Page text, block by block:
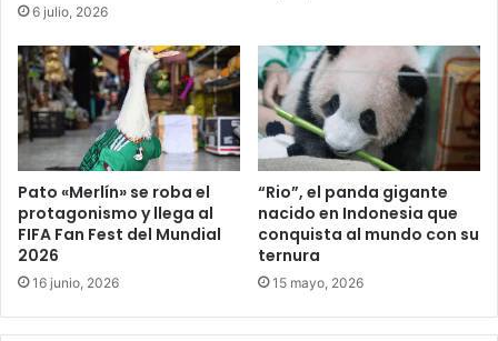
6 julio, 2026
Pato «Merlín» se roba el
protagonismo y llega al
FIFA Fan Fest del Mundial
2026
16 junio, 2026
“Rio”, el panda gigante
nacido en Indonesia que
conquista al mundo con su
ternura
15 mayo, 2026